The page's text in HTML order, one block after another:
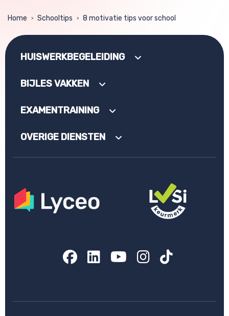
Home > Schooltips > 8 motivatie tips voor school
HUISWERKBEGELEIDING
BIJLES VAKKEN
EXAMENTRAINING
OVERIGE DIENSTEN
Facebook
LinkedIn
YouTube
Instagram
TikTok